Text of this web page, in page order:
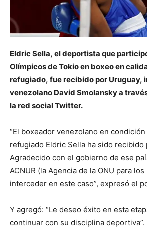
Eldric Sella, el deportista que
Olímpicos de Tokio en boxeo en
refugiado, fue recibido por Uruguay,
venezolano David Smolansky a
la red social Twitter.
“El boxeador venezolano en condición
refugiado Eldric Sella ha sido recibido
Agradecido con el gobierno de ese
ACNUR (la Agencia de la ONU para
interceder en este caso”, expresó el
Y agregó: “Le deseo éxito en esta
continuar con su disciplina deportiva”.